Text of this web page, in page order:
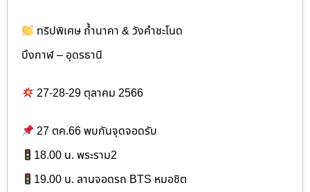
ทริปพิเศษ ถ้ำนาคา & วังคำชะโนด
บึงกาฬ – อุดรธานี
27-28-29 ตุลาคม 2566
27 ตค.66 พบกันจุดจอดรับ
18.00 น. พระราม2
19.00 น. ลานจอดรถ BTS หมอชิต